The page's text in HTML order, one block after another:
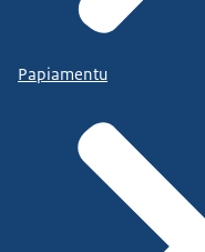
Papiamentu